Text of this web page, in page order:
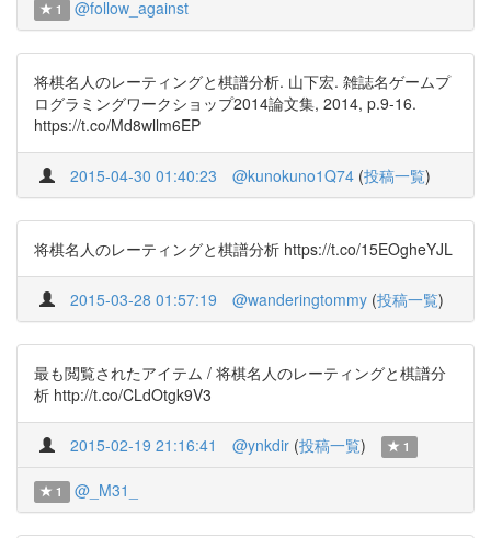
1 @follow_against
将棋名人のレーティングと棋譜分析. 山下宏. 雑誌名ゲームプ
ログラミングワークショップ2014論文集, 2014, p.9-16.
https://t.co/Md8wllm6EP
2015-04-30 01:40:23 @kunokuno1Q74 (投稿一覧)
将棋名人のレーティングと棋譜分析 https://t.co/15EOgheYJL
2015-03-28 01:57:19 @wanderingtommy (投稿一覧)
最も閲覧されたアイテム / 将棋名人のレーティングと棋譜分
析 http://t.co/CLdOtgk9V3
2015-02-19 21:16:41 @ynkdir (投稿一覧) 1
1 @_M31_